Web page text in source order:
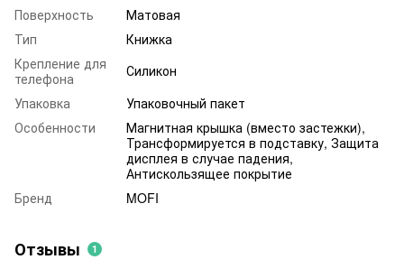
Поверхность
Матовая
Тип
Книжка
Крепление для
телефона
Силикон
Упаковка
Упаковочный пакет
Особенности
Магнитная крышка (вместо застежки),
Трансформируется в подставку, Защита
дисплея в случае падения,
Антискользящее покрытие
Бренд
MOFI
Отзывы 1